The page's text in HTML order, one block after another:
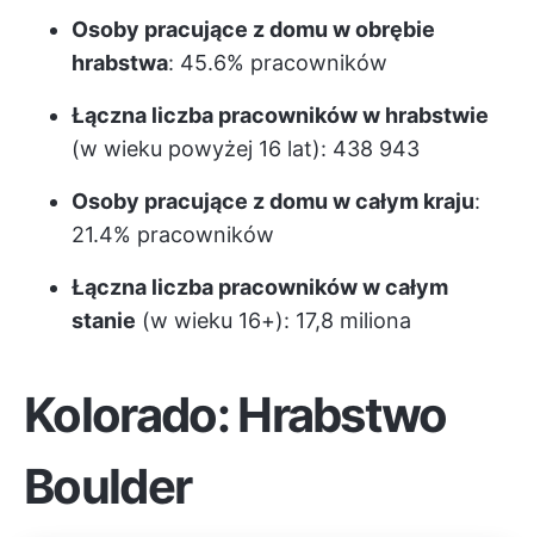
Osoby pracujące z domu w obrębie
hrabstwa: 45.6% pracowników
Łączna liczba pracowników w hrabstwie
(w wieku powyżej 16 lat): 438 943
Osoby pracujące z domu w całym kraju:
21.4% pracowników
Łączna liczba pracowników w całym
stanie (w wieku 16+): 17,8 miliona
Kolorado: Hrabstwo
Boulder